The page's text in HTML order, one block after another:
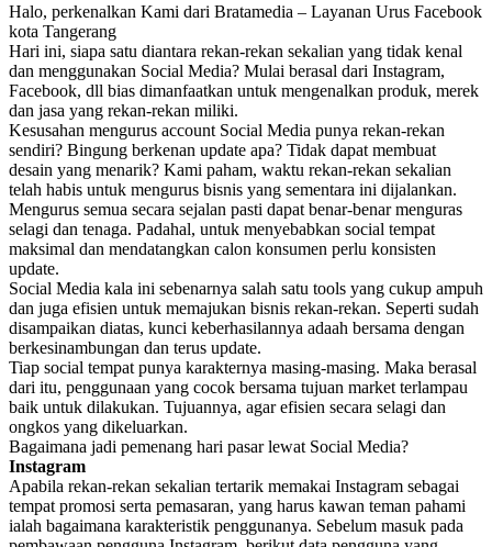
Halo, perkenalkan Kami dari Bratamedia – Layanan Urus Facebook
kota Tangerang
Hari ini, siapa satu diantara rekan-rekan sekalian yang tidak kenal
dan menggunakan Social Media? Mulai berasal dari Instagram,
Facebook, dll bias dimanfaatkan untuk mengenalkan produk, merek
dan jasa yang rekan-rekan miliki.
Kesusahan mengurus account Social Media punya rekan-rekan
sendiri? Bingung berkenan update apa? Tidak dapat membuat
desain yang menarik? Kami paham, waktu rekan-rekan sekalian
telah habis untuk mengurus bisnis yang sementara ini dijalankan.
Mengurus semua secara sejalan pasti dapat benar-benar menguras
selagi dan tenaga. Padahal, untuk menyebabkan social tempat
maksimal dan mendatangkan calon konsumen perlu konsisten
update.
Social Media kala ini sebenarnya salah satu tools yang cukup ampuh
dan juga efisien untuk memajukan bisnis rekan-rekan. Seperti sudah
disampaikan diatas, kunci keberhasilannya adaah bersama dengan
berkesinambungan dan terus update.
Tiap social tempat punya karakternya masing-masing. Maka berasal
dari itu, penggunaan yang cocok bersama tujuan market terlampau
baik untuk dilakukan. Tujuannya, agar efisien secara selagi dan
ongkos yang dikeluarkan.
Bagaimana jadi pemenang hari pasar lewat Social Media?
Instagram
Apabila rekan-rekan sekalian tertarik memakai Instagram sebagai
tempat promosi serta pemasaran, yang harus kawan teman pahami
ialah bagaimana karakteristik penggunanya. Sebelum masuk pada